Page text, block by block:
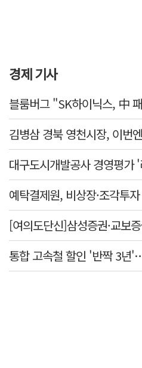
경제 기사
[여의도단신]삼성증권·교보
통합 고속철 할인 '반짝 3년